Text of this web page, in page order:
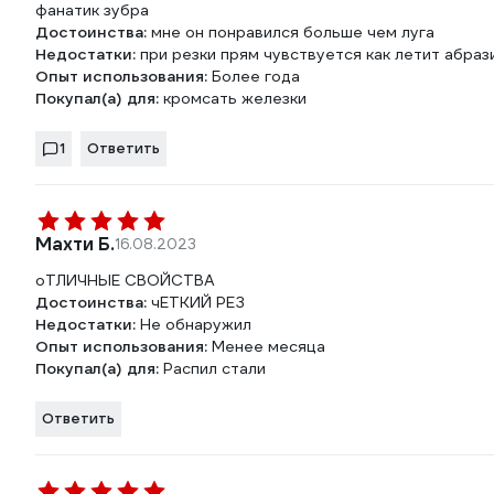
фанатик зубра
Достоинства: мне он понравился больше чем луга
Недостатки: при резки прям чувствуется как летит
Опыт использования: Более года
Покупал(а) для: кромсать железки
1 Ответить
Махти Б.16.08.2023
оТЛИЧНЫЕ СВОЙСТВА
Достоинства: чЕТКИЙ РЕЗ
Недостатки: Не обнаружил
Опыт использования: Менее месяца
Покупал(а) для: Распил стали
Ответить